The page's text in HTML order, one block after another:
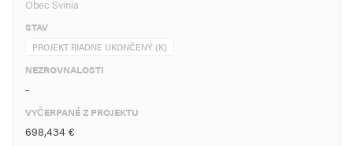
Obec Svinia
STAV
PROJEKT RIADNE UKONČENÝ (K)
NEZROVNALOSTI
-
VYČERPANÉ Z PROJEKTU
698,434 €